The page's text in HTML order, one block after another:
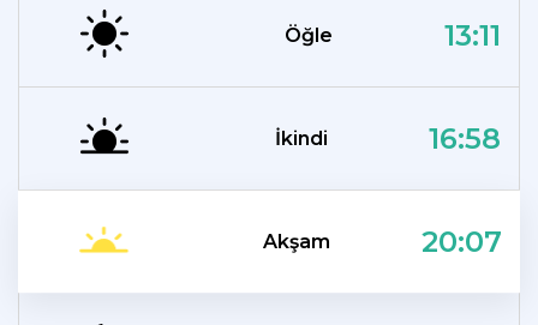
Öğle 13:11
İkindi 16:58
Akşam 20:07